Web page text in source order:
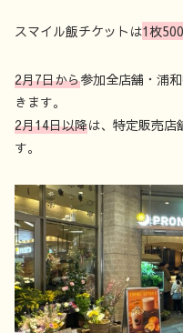
スマイル飯チケットは1枚
2月7日から参加全店舗・浦
きます。
2月14日以降は、特定販売店
す。